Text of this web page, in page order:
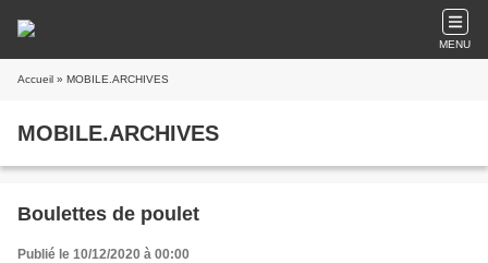
MENU
Accueil » MOBILE.ARCHIVES
MOBILE.ARCHIVES
Boulettes de poulet
Publié le 10/12/2020 à 00:00